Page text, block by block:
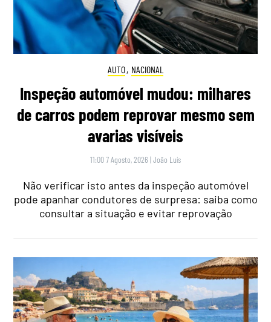
AUTO, NACIONAL
Inspeção automóvel mudou: milhares
de carros podem reprovar mesmo sem
avarias visíveis
11:00 7 Agosto, 2026 |João Luís
Não verificar isto antes da inspeção automóvel
pode apanhar condutores de surpresa: saiba como
consultar a situação e evitar reprovação